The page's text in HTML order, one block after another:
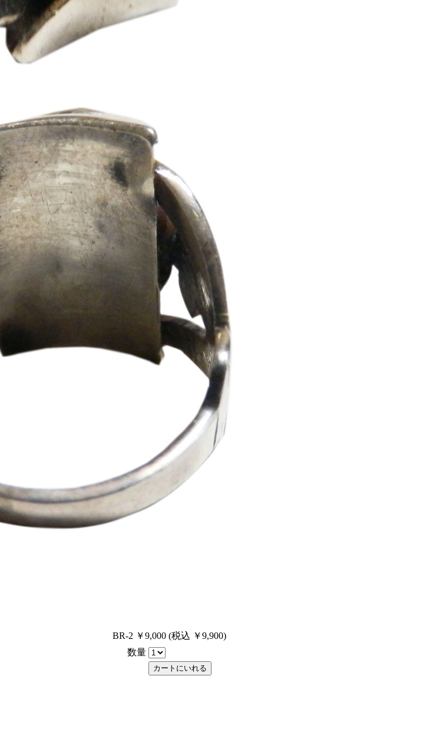
BR-2 ￥9,000 (税込 ￥9,900)
数量